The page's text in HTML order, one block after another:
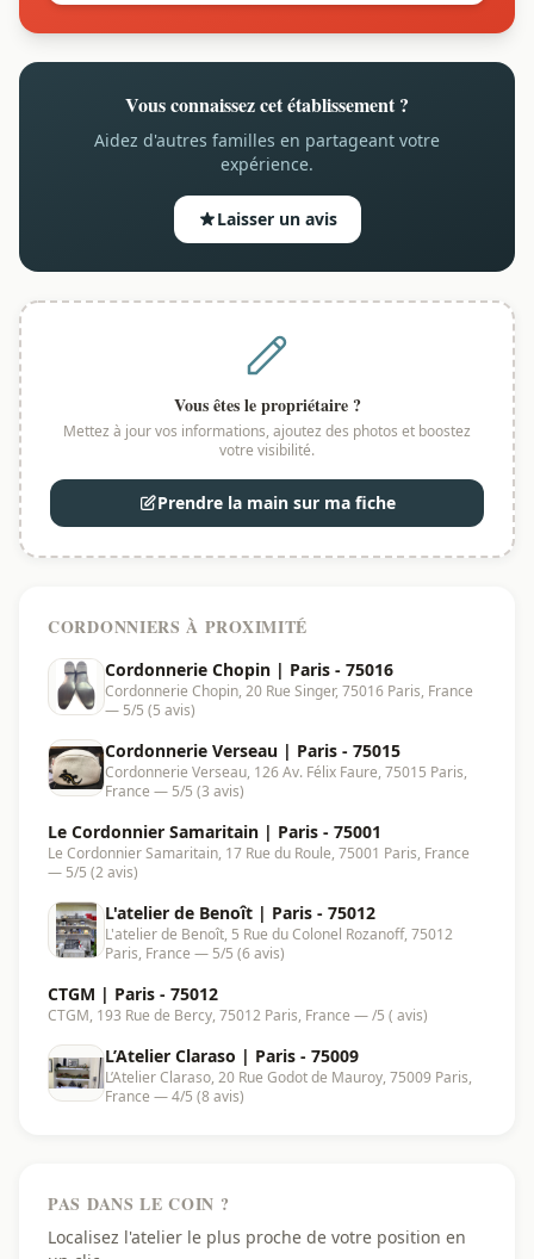
Vous connaissez cet établissement ?
Aidez d'autres familles en partageant votre
expérience.
Laisser un avis
Vous êtes le propriétaire ?
Mettez à jour vos informations, ajoutez des photos et boostez
votre visibilité.
Prendre la main sur ma fiche
CORDONNIERS À PROXIMITÉ
Cordonnerie Chopin | Paris - 75016
Cordonnerie Chopin, 20 Rue Singer, 75016 Paris, France
— 5/5 (5 avis)
Cordonnerie Verseau | Paris - 75015
Cordonnerie Verseau, 126 Av. Félix Faure, 75015 Paris,
France — 5/5 (3 avis)
Le Cordonnier Samaritain | Paris - 75001
Le Cordonnier Samaritain, 17 Rue du Roule, 75001 Paris, France
— 5/5 (2 avis)
L'atelier de Benoît | Paris - 75012
L'atelier de Benoît, 5 Rue du Colonel Rozanoff, 75012
Paris, France — 5/5 (6 avis)
CTGM | Paris - 75012
CTGM, 193 Rue de Bercy, 75012 Paris, France — /5 ( avis)
L’Atelier Claraso | Paris - 75009
L’Atelier Claraso, 20 Rue Godot de Mauroy, 75009 Paris,
France — 4/5 (8 avis)
PAS DANS LE COIN ?
Localisez l'atelier le plus proche de votre position en